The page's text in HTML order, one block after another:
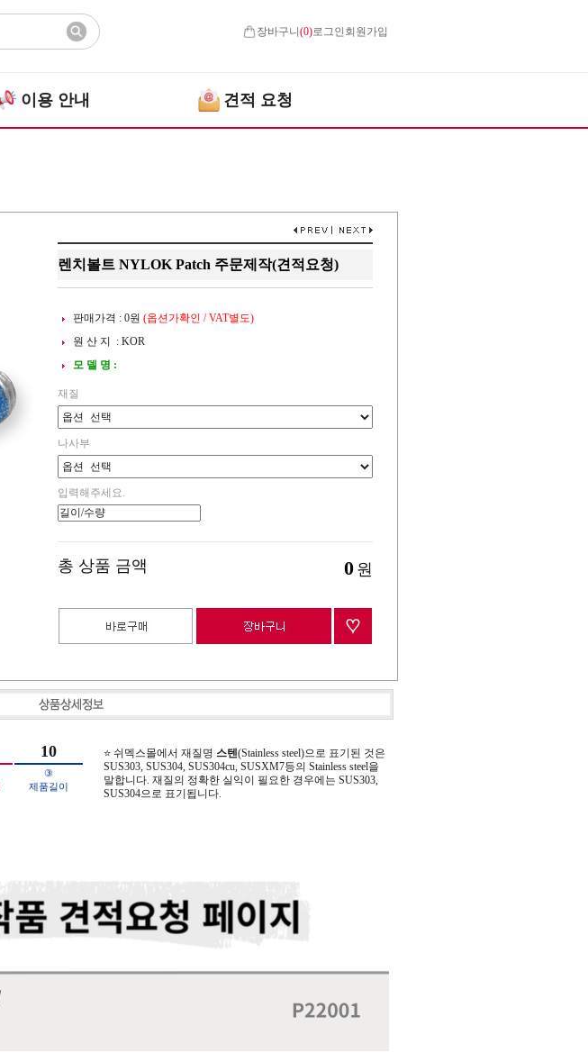
장바구니(0)로그인 회원가입
이용 안내 견적 요청
렌치볼트 NYLOK Patch 주문제작(견적요청)
판매가격 : 0원 (옵션가확인 / VAT별도)
원 산 지 : KOR
모 델 명 :
재질
나사부
입력해주세요.
총 상품 금액 0 원
10
③
제품길이
⭐ 쉬멕스몰에서 재질명 스텐(Stainless steel)으로 표기된 것은
SUS303, SUS304, SUS304cu, SUSXM7등의 Stainless steel을
말합니다. 재질의 정확한 실익이 필요한 경우에는 SUS303,
SUS304으로 표기됩니다.